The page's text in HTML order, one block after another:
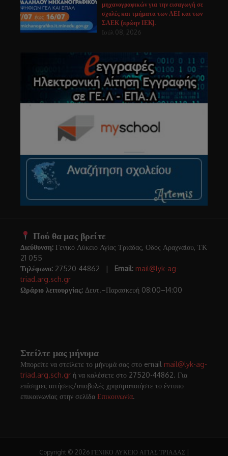
μηχανογραφικών για την εισαγωγή σε
σχολές και τμήματα των ΑΕΙ και των
ΣΑΕΚ (πρώην ΙΕΚ).
Ιούλ 08, 2026
Πού θα μας βρείτε
Διεύθυνση: Γενικό Λύκειο Αγίας Τριάδας, Οδός Αραχναίου, ΤΚ
21 055
Τηλέφωνο: 27520-44862 | Email: mail@lyk-ag-
triad.arg.sch.gr
Ωράριο λειτουργίας: Δευτ.–Παρασκευή 08:00–14:00
Στείλτε μας μήνυμα
Μπορείτε να στείλετε το μήνυμά σας στο email mail@lyk-ag-
triad.arg.sch.gr ή να καλέσετε στο 27520-44862. Για
επίσημες αιτήσεις/υποβολές χρησιμοποιήστε το έντυπο
επικοινωνίας στην σελίδα Επικοινωνία.
Copyright © 2026 ΓΕΝΙΚΟ ΛΥΚΕΙΟ ΑΓΙΑΣ ΤΡΙΑΔΑΣ |